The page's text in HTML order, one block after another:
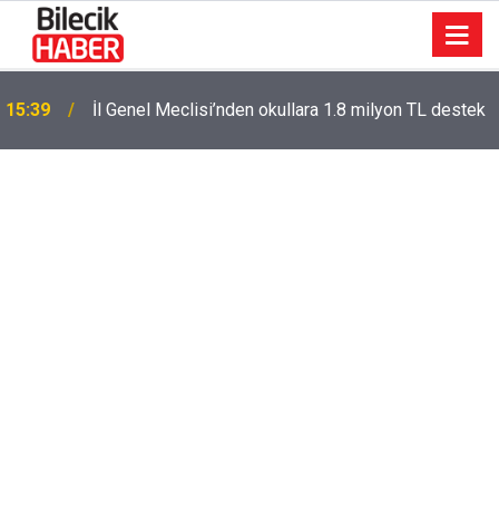
15:39 İl Genel Meclisi’nden okullara 1.8 milyon TL destek